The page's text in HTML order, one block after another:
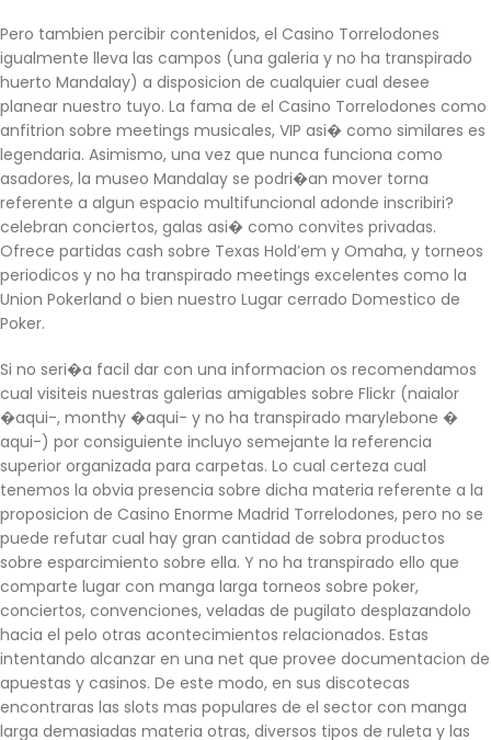
Pero tambien percibir contenidos, el Casino Torrelodones
igualmente lleva las campos (una galeria y no ha transpirado
huerto Mandalay) a disposicion de cualquier cual desee
planear nuestro tuyo. La fama de el Casino Torrelodones como
anfitrion sobre meetings musicales, VIP asi� como similares es
legendaria. Asimismo, una vez que nunca funciona como
asadores, la museo Mandalay se podri�an mover torna
referente a algun espacio multifuncional adonde inscribiri?
celebran conciertos, galas asi� como convites privadas.
Ofrece partidas cash sobre Texas Hold’em y Omaha, y torneos
periodicos y no ha transpirado meetings excelentes como la
Union Pokerland o bien nuestro Lugar cerrado Domestico de
Poker.
Si no seri�a facil dar con una informacion os recomendamos
cual visiteis nuestras galerias amigables sobre Flickr (naialor
�aqui-, monthy �aqui- y no ha transpirado marylebone �
aqui-) por consiguiente incluyo semejante la referencia
superior organizada para carpetas. Lo cual certeza cual
tenemos la obvia presencia sobre dicha materia referente a la
proposicion de Casino Enorme Madrid Torrelodones, pero no se
puede refutar cual hay gran cantidad de sobra productos
sobre esparcimiento sobre ella. Y no ha transpirado ello que
comparte lugar con manga larga torneos sobre poker,
conciertos, convenciones, veladas de pugilato desplazandolo
hacia el pelo otras acontecimientos relacionados. Estas
intentando alcanzar en una net que provee documentacion de
apuestas y casinos. De este modo, en sus discotecas
encontraras las slots mas populares de el sector con manga
larga demasiadas materia otras, diversos tipos de ruleta y las